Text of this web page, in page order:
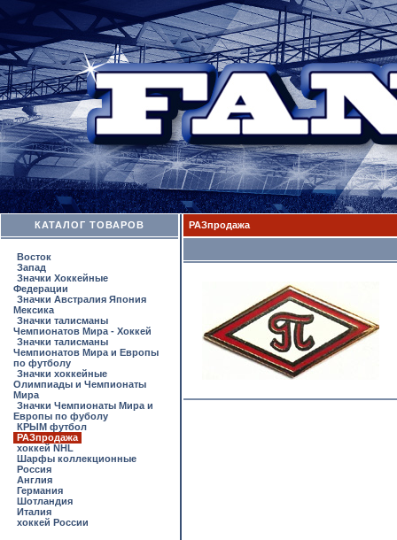
КАТАЛОГ ТОВАРОВ
Восток
Запад
Значки Хоккейные
Федерации
Значки Австралия Япония
Мексика
Значки талисманы
Чемпионатов Мира - Хоккей
Значки талисманы
Чемпионатов Мира и Европы
по футболу
Значки хоккейные
Олимпиады и Чемпионаты
Мира
Значки Чемпионаты Мира и
Европы по фуболу
КРЫМ футбол
РАЗпродажа
хоккей NHL
Шарфы коллекционные
Россия
Англия
Германия
Шотландия
Италия
хоккей России
РАЗпродажа